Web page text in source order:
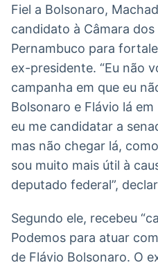
Soluções de
Tecnologia
Fiel a Bolsonaro,
candidato à Câmara
Pernambuco para
ex-presidente. “Eu não
campanha em que eu
Bolsonaro e Flávio lá
eu me candidatar a
mas não chegar lá,
sou muito mais útil à
deputado federal”,
Segundo ele, recebeu
Podemos para atuar
de Flávio Bolsonaro. O